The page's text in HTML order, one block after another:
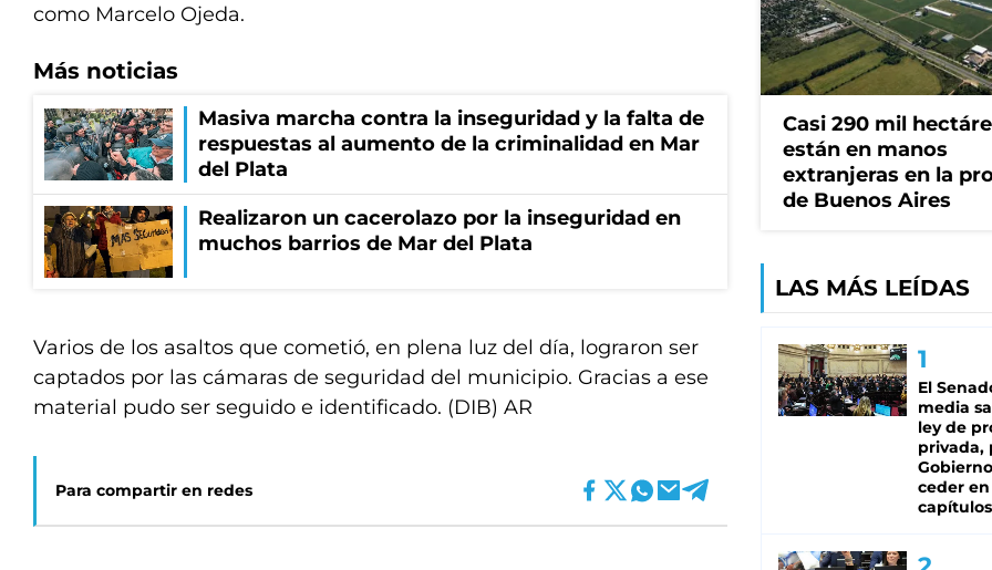
como Marcelo Ojeda.
Más noticias
Masiva marcha contra la inseguridad y la falta de
respuestas al aumento de la criminalidad en Mar
del Plata
Realizaron un cacerolazo por la inseguridad en
muchos barrios de Mar del Plata
Varios de los asaltos que cometió, en plena luz del día, lograron ser
captados por las cámaras de seguridad del municipio. Gracias a ese
material pudo ser seguido e identificado. (DIB) AR
Para compartir en redes
Casi 290 mil
están en manos
extranjeras en la
de Buenos Aires
LAS MÁS LEÍDAS
El
media
ley de
privada,
ceder
capítulos